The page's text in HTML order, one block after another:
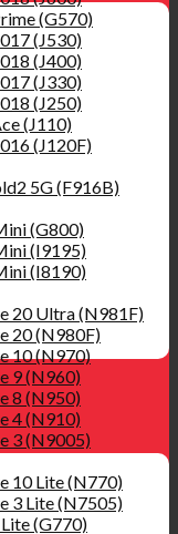
(G570)
(J530)
(J400)
(J330)
(J250)
(J110)
(J120F)
5G (F916B)
(G800)
(I9195)
(I8190)
20 Ultra (N981F)
20 (N980F)
10 (N970)
9 (N960)
8 (N950)
4 (N910)
3 (N9005)
10 Lite (N770)
3 Lite (N7505)
(G770)